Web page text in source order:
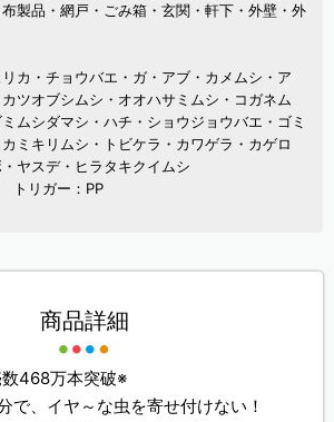
製品・網戸・ごみ箱・玄関・軒下・外壁・外
カ・チョウバエ・ガ・アブ・カメムシ・ア
ツオブシムシ・オオハサミムシ・コガネム
ムシダマシ・ハチ・ショウジョウバエ・ゴミ
ミキリムシ・トビケラ・カワゲラ・カゲロ
ヤスデ・ヒラタキクイムシ
トリガー：PP
商品詳細
468万本突破※
で、イヤ～な虫を寄せ付けない！